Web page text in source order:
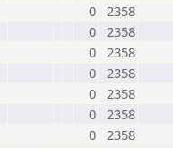
0 2358
0 2358
0 2358
0 2358
0 2358
0 2358
0 2358